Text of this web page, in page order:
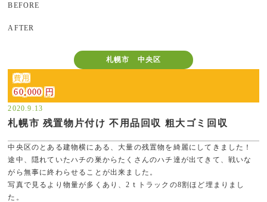
BEFORE
AFTER
札幌市 中央区
費用
60,000 円
2020.9.13
札幌市 残置物片付け 不用品回収 粗大ゴミ回収
中央区のとある建物横にある、大量の残置物を綺麗にしてきました！
途中、隠れていたハチの巣からたくさんのハチ達が出てきて、戦いな
がら無事に終わらせることが出来ました。
写真で見るより物量が多くあり、2ｔトラックの8割ほど埋まりまし
た。